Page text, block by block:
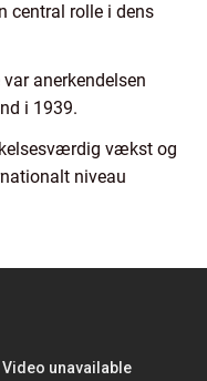
central rolle i dens
anerkendelsen
i 1939.
vækst og
niveau